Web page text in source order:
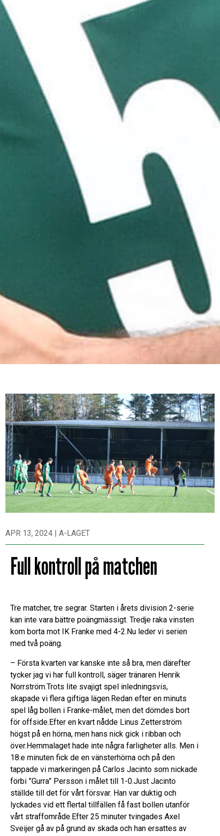
APR 13, 2024 |A-LAGET
Full kontroll på matchen
Tre matcher, tre segrar. Starten i årets division 2-serie
kan inte vara bättre poängmässigt. Tredje raka vinsten
kom borta mot IK Franke med 4-2.Nu leder vi serien
med två poäng.
– Första kvarten var kanske inte så bra, men därefter
tycker jag vi har full kontroll, säger tränaren Henrik
Norrström.Trots lite svajigt spel inledningsvis,
skapade vi flera giftiga lägen.Redan efter en minuts
spel låg bollen i Franke-målet, men det dömdes bort
för offside.Efter en kvart nådde Linus Zetterström
högst på en hörna, men hans nick gick i ribban och
över.Hemmalaget hade inte några farligheter alls. Men i
18:e minuten fick de en vänsterhörna och på den
tappade vi markeringen på Carlos Jacinto som nickade
förbi ”Gurra” Persson i målet till 1-0.Just Jacinto
ställde till det för vårt försvar. Han var duktig och
lyckades vid ett flertal tillfällen få fast bollen utanför
vårt straffområde.Efter 25 minuter tvingades Axel
Sveijer gå av på grund av skada och han ersattes av